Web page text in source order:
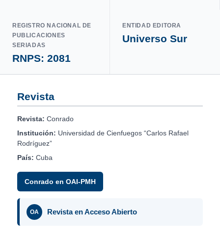
REGISTRO NACIONAL DE
PUBLICACIONES
SERIADAS
RNPS: 2081
ENTIDAD EDITORA
Universo Sur
Revista
Revista: Conrado
Institución: Universidad de Cienfuegos “Carlos Rafael
Rodríguez”
País: Cuba
Conrado en OAI-PMH
OA Revista en Acceso Abierto